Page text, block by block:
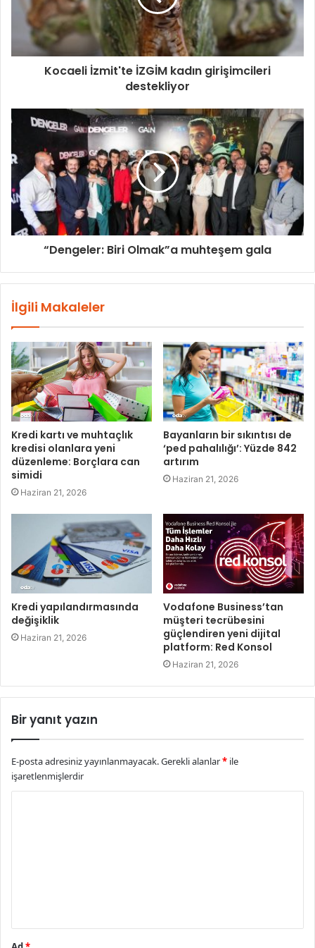
Kocaeli İzmit'te İZGİM kadın girişimcileri
destekliyor
“Dengeler: Biri Olmak”a muhteşem gala
İlgili Makaleler
Kredi kartı ve muhtaçlık
kredisi olanlara yeni
düzenleme: Borçlara can
simidi
Haziran 21, 2026
Bayanların bir sıkıntısı de
‘ped pahalılığı’: Yüzde 842
artırım
Haziran 21, 2026
Kredi yapılandırmasında
değişiklik
Haziran 21, 2026
Vodafone Business’tan
müşteri tecrübesini
güçlendiren yeni dijital
platform: Red Konsol
Haziran 21, 2026
Bir yanıt yazın
E-posta adresiniz yayınlanmayacak.Gerekli alanlar* ile
işaretlenmişlerdir